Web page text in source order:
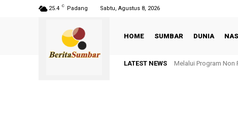
25.4 C Padang Sabtu, Agustus 8, 2026
HOME SUMBAR DUNIA
LATEST NEWS Melalui Program Non
Selaras Residence